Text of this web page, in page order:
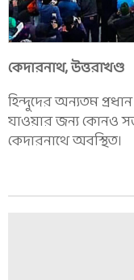
কেদারনাথ, উত্তরাখণ্ড
হিন্দুদের অন্যতম
যাওয়ার জন্য কোনও
কেদারনাথে অবস্থিত।